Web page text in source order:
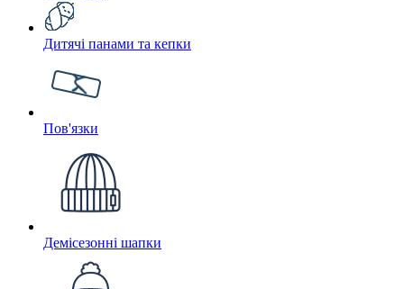
Дитячі панами та кепки
Пов'язки
Демісезонні шапки